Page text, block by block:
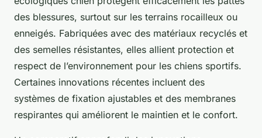
des blessures, surtout sur les terrains rocailleux ou
enneigés. Fabriquées avec des matériaux recyclés et
des semelles résistantes, elles allient protection et
respect de l’environnement pour les chiens sportifs.
Certaines innovations récentes incluent des
systèmes de fixation ajustables et des membranes
respirantes qui améliorent le maintien et le confort.